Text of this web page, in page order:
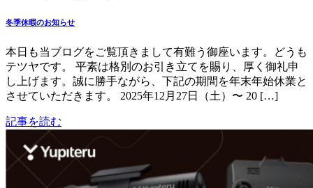
冬季休暇のお知らせ
本日も当ブログをご覧頂きまして有難う御座います。どうも
テツヤです。 平素は格別のお引き立てを賜り、厚く御礼申
し上げます。誠に勝手ながら、下記の期間を年末年始休業と
させていただきます。 2025年12月27日（土）〜 20 […]
記事を読む